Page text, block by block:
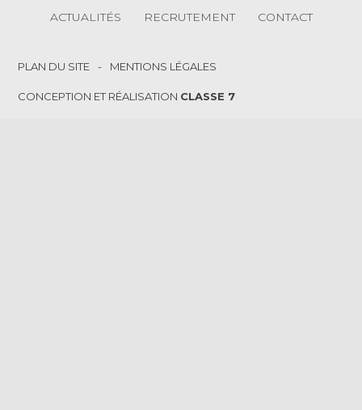
ACTUALITÉS RECRUTEMENT CONTACT
Footer
PLAN DU SITE MENTIONS LÉGALES
CONCEPTION ET RÉALISATION CLASSE 7